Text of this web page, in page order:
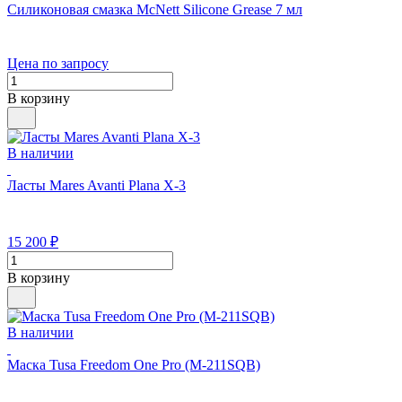
Силиконовая смазка McNett Silicone Grease 7 мл
Цена по запросу
В корзину
В наличии
Ласты Mares Avanti Plana X-3
15 200 ₽
В корзину
В наличии
Маска Tusa Freedom One Pro (M-211SQB)